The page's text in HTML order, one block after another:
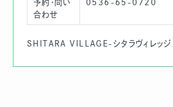
予約・問い
合わせ
0536-65-0720
SHITARA VILLAGE-シタラヴィレッジ